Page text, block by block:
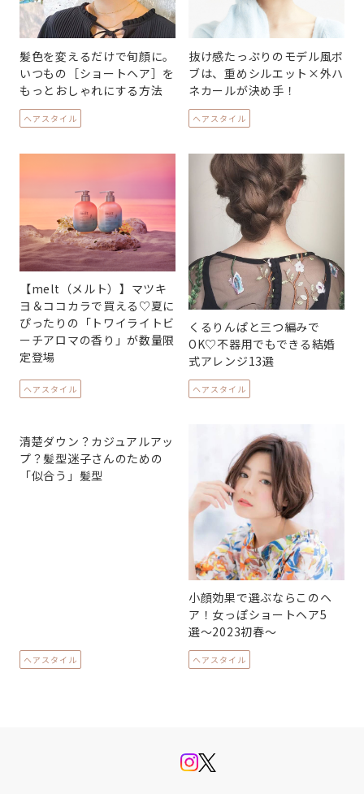
髪色を変えるだけで旬顔に。
いつもの［ショートヘア］を
もっとおしゃれにする方法
ヘアスタイル
抜け感たっぷりのモデル風ボ
ブは、重めシルエット×外ハ
ネカールが決め手！
ヘアスタイル
【melt（メルト）】マツキ
ヨ＆ココカラで買える♡夏に
ぴったりの「トワイライトビ
ーチアロマの香り」が数量限
定登場
ヘアスタイル
くるりんぱと三つ編みで
OK♡不器用でもできる結婚
式アレンジ13選
ヘアスタイル
清楚ダウン？カジュアルアッ
プ？髪型迷子さんのための
「似合う」髪型
ヘアスタイル
小顔効果で選ぶならこのヘ
ア！女っぽショートヘア5
選〜2023初春〜
ヘアスタイル